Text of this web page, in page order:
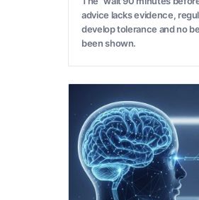
advice lacks evidence,
develop tolerance and no
been shown.